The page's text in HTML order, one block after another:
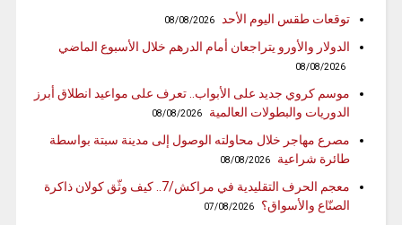
توقعات طقس اليوم الأحد 08/08/2026
الدولار والأورو يتراجعان أمام الدرهم خلال الأسبوع الماضي
08/08/2026
موسم كروي جديد على الأبواب.. تعرف على مواعيد انطلاق أبرز
الدوريات والبطولات العالمية
08/08/2026
مصرع مهاجر خلال محاولته الوصول إلى مدينة سبتة بواسطة
طائرة شراعية
08/08/2026
معجم الحرف التقليدية في مراكش/7.. كيف وثّق كولان ذاكرة
الصنّاع والأسواق؟
07/08/2026